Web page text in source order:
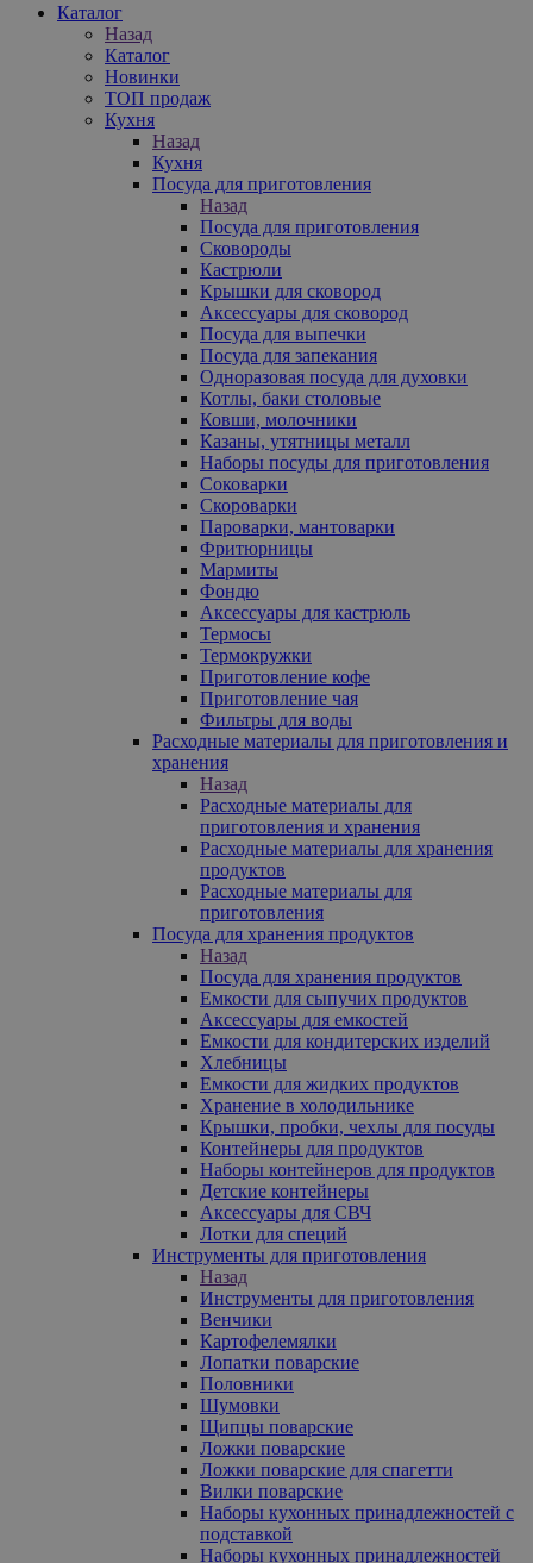
Каталог
Назад
Каталог
Новинки
ТОП продаж
Кухня
Назад
Кухня
Посуда для приготовления
Назад
Посуда для приготовления
Сковороды
Кастрюли
Крышки для сковород
Аксессуары для сковород
Посуда для выпечки
Посуда для запекания
Одноразовая посуда для духовки
Котлы, баки столовые
Ковши, молочники
Казаны, утятницы металл
Наборы посуды для приготовления
Соковарки
Скороварки
Пароварки, мантоварки
Фритюрницы
Мармиты
Фондю
Аксессуары для кастрюль
Термосы
Термокружки
Приготовление кофе
Приготовление чая
Фильтры для воды
Расходные материалы для приготовления и
хранения
Назад
Расходные материалы для
приготовления и хранения
Расходные материалы для хранения
продуктов
Расходные материалы для
приготовления
Посуда для хранения продуктов
Назад
Посуда для хранения продуктов
Емкости для сыпучих продуктов
Аксессуары для емкостей
Емкости для кондитерских изделий
Хлебницы
Емкости для жидких продуктов
Хранение в холодильнике
Крышки, пробки, чехлы для посуды
Контейнеры для продуктов
Наборы контейнеров для продуктов
Детские контейнеры
Аксессуары для СВЧ
Лотки для специй
Инструменты для приготовления
Назад
Инструменты для приготовления
Венчики
Картофелемялки
Лопатки поварские
Половники
Шумовки
Щипцы поварские
Ложки поварские
Ложки поварские для спагетти
Вилки поварские
Наборы кухонных принадлежностей с
подставкой
Наборы кухонных принадлежностей